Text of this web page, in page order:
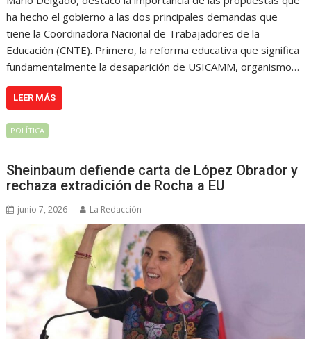
ha hecho el gobierno a las dos principales demandas que
tiene la Coordinadora Nacional de Trabajadores de la
Educación (CNTE). Primero, la reforma educativa que significa
fundamentalmente la desaparición de USICAMM, organismo…
LEER MÁS
POLÍTICA
Sheinbaum defiende carta de López Obrador y
rechaza extradición de Rocha a EU
junio 7, 2026 La Redacción